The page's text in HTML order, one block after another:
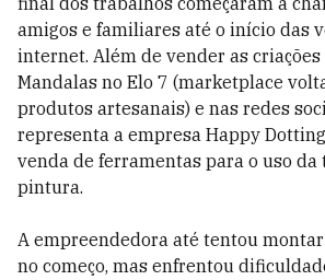
amigos e familiares até o início das
internet. Além de vender as criações
Mandalas no Elo 7 (marketplace
produtos artesanais) e nas redes
representa a empresa Happy
venda de ferramentas para o uso da
pintura.
A empreendedora até tentou
no começo, mas enfrentou